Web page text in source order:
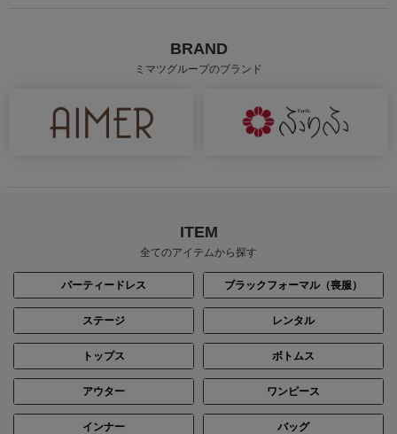
BRAND
ミマツグループのブランド
ITEM
全てのアイテムから探す
パーティードレス ブラックフォーマル（喪服）
ステージ レンタル
トップス ボトムス
アウター ワンピース
インナー バッグ